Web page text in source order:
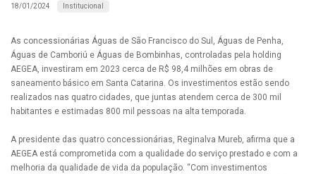
18/01/2024 Institucional
As concessionárias Águas de São Francisco do Sul, Águas de Penha,
Águas de Camboriú e Águas de Bombinhas, controladas pela holding
AEGEA, investiram em 2023 cerca de R$ 98,4 milhões em obras de
saneamento básico em Santa Catarina. Os investimentos estão sendo
realizados nas quatro cidades, que juntas atendem cerca de 300 mil
habitantes e estimadas 800 mil pessoas na alta temporada.
A presidente das quatro concessionárias, Reginalva Mureb, afirma que a
AEGEA está comprometida com a qualidade do serviço prestado e com a
melhoria da qualidade de vida da população. “Com investimentos